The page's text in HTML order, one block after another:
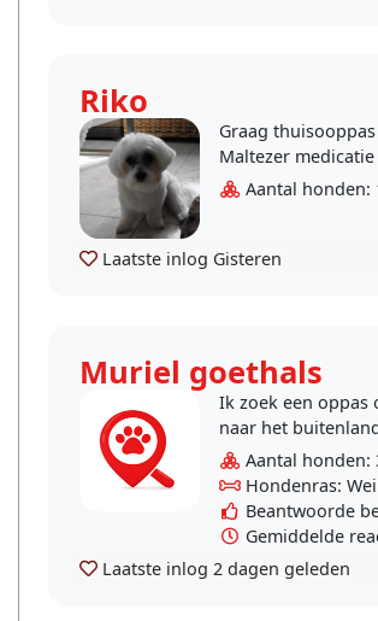
Riko
Graag
Maltezer
elke dag oogtjes
Aantal honden:
Laatste inlog Gisteren
Muriel goethals
Ik zoek een oppas
naar het
een groot domein
en ook binnen..
Aantal honden:
Hondenras:
Beantwoorde
Gemiddelde
Laatste inlog 2 dagen geleden